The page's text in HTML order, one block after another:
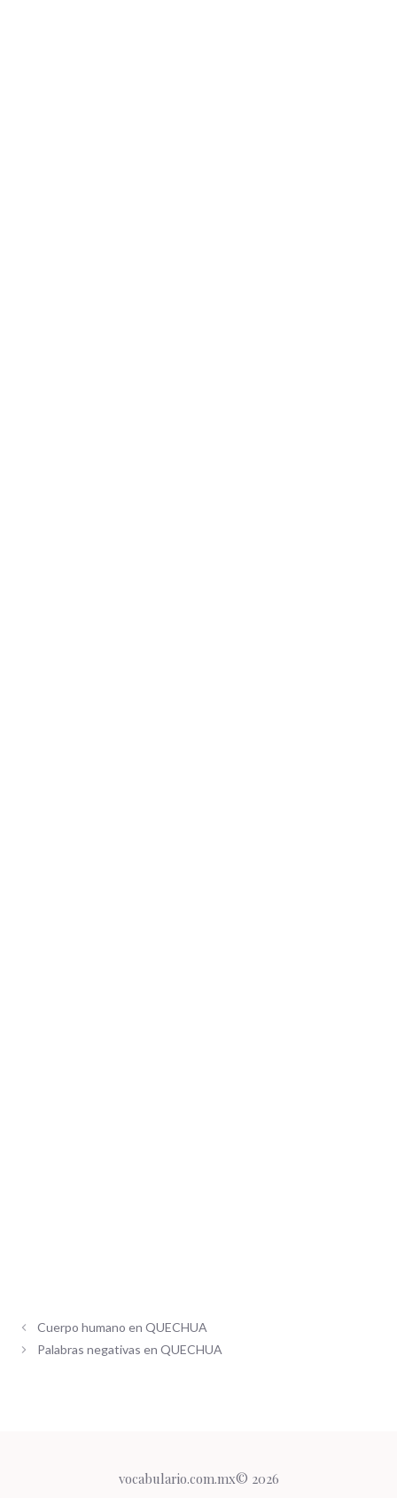
Cuerpo humano en QUECHUA
Palabras negativas en QUECHUA
vocabulario.com.mx© 2026